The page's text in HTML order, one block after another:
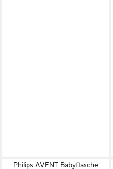
Philips AVENT Babyflasche